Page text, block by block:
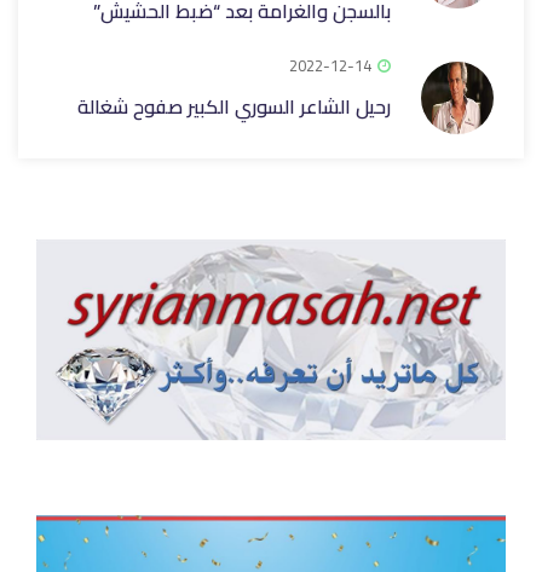
بالسجن والغرامة بعد “ضبط الحشيش”
2022-12-14
رحيل الشاعر السوري الكبير صفوح شغالة